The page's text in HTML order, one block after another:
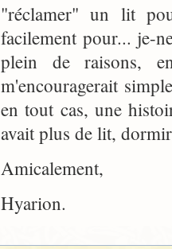
"réclamer" un lit
facilement pour... je-
plein de raisons,
m'encouragerait
en tout cas, une
avait plus de lit,
Amicalement,
Hyarion.